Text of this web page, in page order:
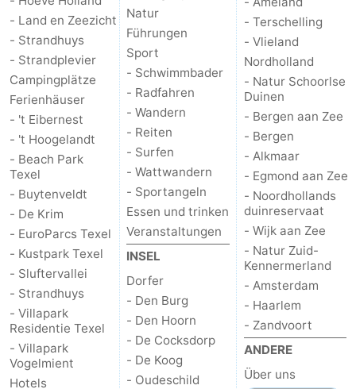
- Land en Zeezicht
- Strandhuys
- Strandplevier
Campingplätze
Ferienhäuser
- 't Eibernest
- 't Hoogelandt
- Beach Park
Texel
- Buytenveldt
- De Krim
- EuroParcs Texel
- Kustpark Texel
- Sluftervallei
- Strandhuys
- Villapark
Residentie Texel
- Villapark
Vogelmient
Hotels
Natur
Führungen
Sport
- Schwimmbader
- Radfahren
- Wandern
- Reiten
- Surfen
- Wattwandern
- Sportangeln
Essen und trinken
Veranstaltungen
INSEL
Dorfer
- Den Burg
- Den Hoorn
- De Cocksdorp
- De Koog
- Oudeschild
- Terschelling
- Vlieland
Nordholland
- Natur Schoorlse
Duinen
- Bergen aan Zee
- Bergen
- Alkmaar
- Egmond aan Zee
- Noordhollands
duinreservaat
- Wijk aan Zee
- Natur Zuid-
Kennermerland
- Amsterdam
- Haarlem
- Zandvoort
ANDERE
Über uns